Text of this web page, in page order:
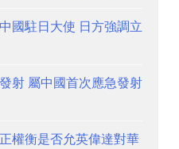
國駐日大使 日方強調立
射 屬中國首次應急發射
權衡是否允英偉達對華